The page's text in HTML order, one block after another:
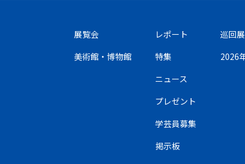
展覧会
美術館・博物館
レポート
特集
ニュース
プレゼント
学芸員募集
掲示板
巡回展
2026